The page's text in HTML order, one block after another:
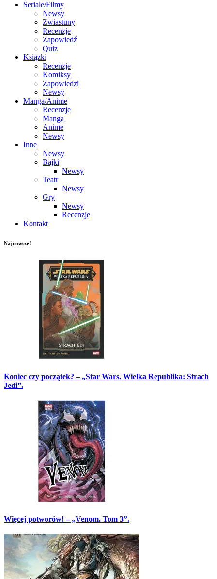
Seriale/Filmy
Newsy
Zwiastuny
Recenzje
Zapowiedź
Quiz
Książki
Recenzje
Komiksy
Zapowiedzi
Newsy
Manga/Anime
Recenzje
Manga
Anime
Newsy
Inne
Newsy
Bajki
Newsy
Teatr
Newsy
Gry
Newsy
Recenzje
Kontakt
Najnowsze!
Koniec czy początek? – „Star Wars. Wielka Republika: Strach
Jedi”.
Więcej potworów! – „Venom. Tom 3”.